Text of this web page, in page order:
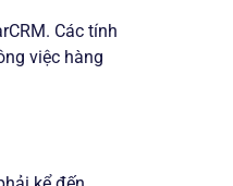
Các tính
việc hàng